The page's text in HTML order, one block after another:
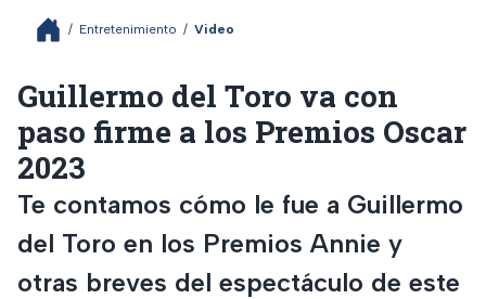
/ Entretenimiento / Video
Guillermo del Toro va con
paso firme a los Premios Oscar
2023
Te contamos cómo le fue a Guillermo
del Toro en los Premios Annie y
otras breves del espectáculo de este